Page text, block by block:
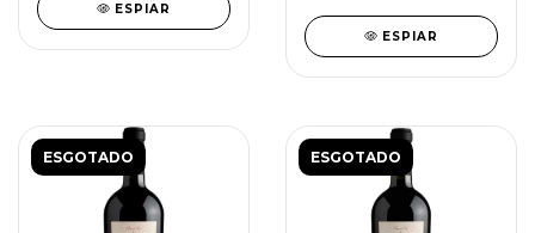
ESPIAR
ESPIAR
ESGOTADO ESGOTADO